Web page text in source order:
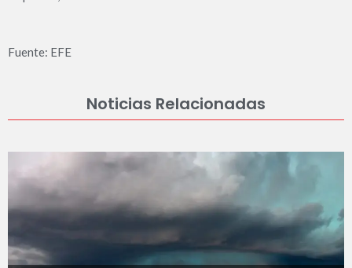
Fuente: EFE
Noticias Relacionadas